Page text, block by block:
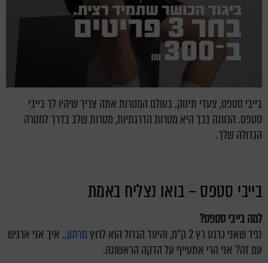
בייבי סטפס, צעדי תינוק. בעולם המטרות אתה צריך שיהיו לך בייבי
סטפס. הכוונה בכך היא מטרות הדרגתיות, מטרות שלב בדרך למטרה
הגדולה שלך.
בייבי סטפס – בואו נצליח באמת
למה בייבי סטפס?
נגיד שאני כרגע רץ 2 ק"מ, והיעד הגדול הוא לרוץ
מרתון.. איך אני ארגיש
עם זה? אני הרי אתעייף על הדקה הראשונה.